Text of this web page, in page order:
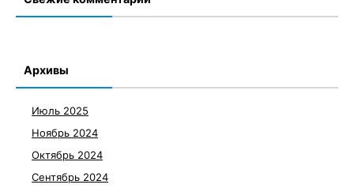
Архивы
Июль 2025
Ноябрь 2024
Октябрь 2024
Сентябрь 2024